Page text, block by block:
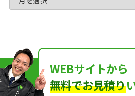
WEBサイトから
無料でお見積り